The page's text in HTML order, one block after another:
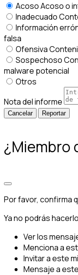
AcosoAcoso o
Inadecuado
Información
falsa
Ofensiva
Sospechoso
malware potencial
Otros
Nota del informe
Reportar
¿Miembro
Por favor, confirma
Ya no podrás
Ver los
Menciona a
Invitar a este
Mensaje a